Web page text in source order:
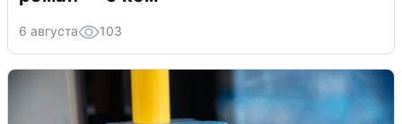
6 августа 103